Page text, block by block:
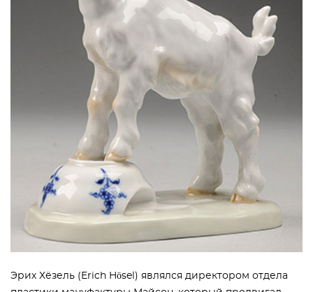
Эрих Хёзель (Erich Hösel) являлся директором отдела